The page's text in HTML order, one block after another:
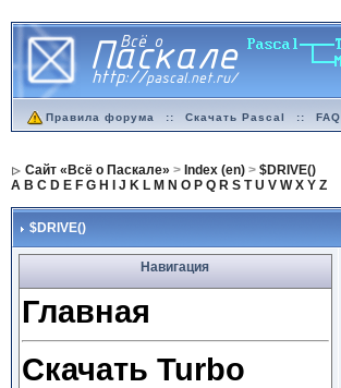
Правила форума :: Скачать Pascal :: FAQ
Сайт «Всё о Паскале» > Index (en)> $DRIVE()
A B C D E F G H J K L M N O P Q R S T U V W X Y Z
$DRIVE()
Навигация
Главная
Скачать Turbo